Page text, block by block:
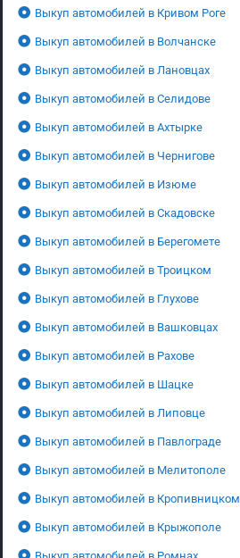
Выкуп автомобилей в Кривом Роге
Выкуп автомобилей в Волчанске
Выкуп автомобилей в Лановцах
Выкуп автомобилей в Селидове
Выкуп автомобилей в Ахтырке
Выкуп автомобилей в Чернигове
Выкуп автомобилей в Изюме
Выкуп автомобилей в Скадовске
Выкуп автомобилей в Берегомете
Выкуп автомобилей в Троицком
Выкуп автомобилей в Глухове
Выкуп автомобилей в Вашковцах
Выкуп автомобилей в Рахове
Выкуп автомобилей в Шацке
Выкуп автомобилей в Липовце
Выкуп автомобилей в Павлограде
Выкуп автомобилей в Мелитополе
Выкуп автомобилей в Кропивницком
Выкуп автомобилей в Крыжополе
Выкуп автомобилей в Ромнах